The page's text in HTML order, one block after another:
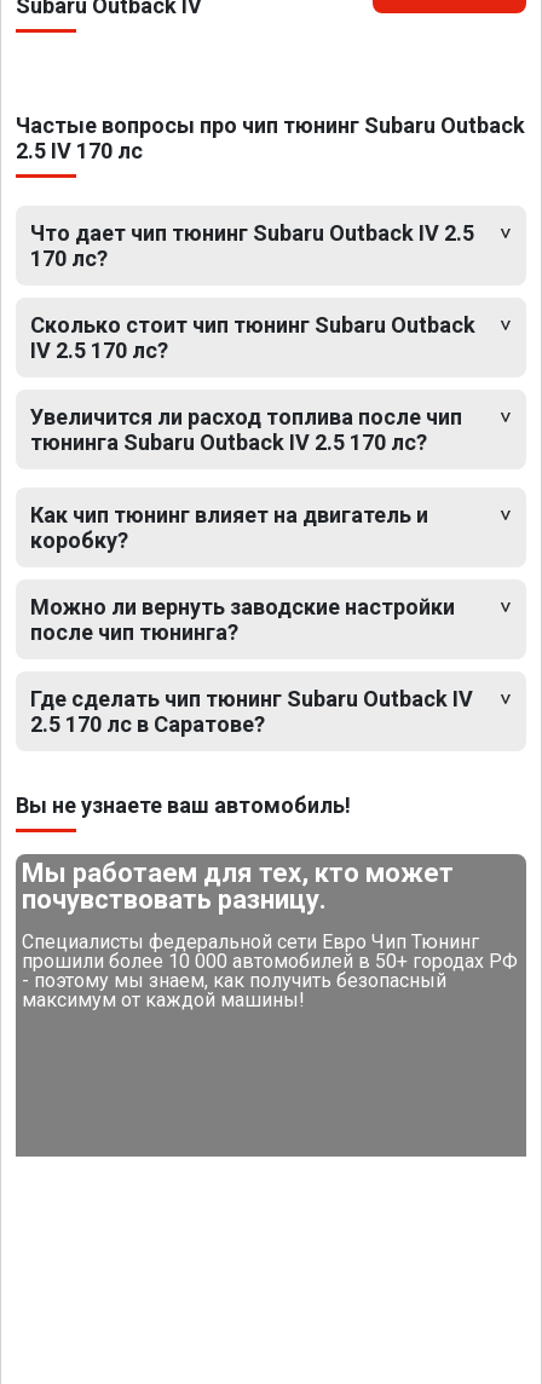
Subaru Outback IV
Частые вопросы про чип тюнинг Subaru Outback
2.5 IV 170 лс
Что дает чип тюнинг Subaru Outback IV 2.5
170 лс?
Сколько стоит чип тюнинг Subaru Outback
IV 2.5 170 лс?
Увеличится ли расход топлива после чип
тюнинга Subaru Outback IV 2.5 170 лс?
Как чип тюнинг влияет на двигатель и
коробку?
Можно ли вернуть заводские настройки
после чип тюнинга?
Где сделать чип тюнинг Subaru Outback IV
2.5 170 лс в Саратове?
Вы не узнаете ваш автомобиль!
Мы работаем для тех, кто может
почувствовать разницу.
Специалисты федеральной сети Евро Чип Тюнинг
прошили более 10 000 автомобилей в 50+ городах РФ
- поэтому мы знаем, как получить безопасный
максимум от каждой машины!